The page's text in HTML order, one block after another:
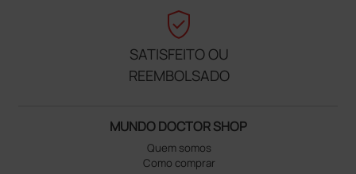
verified_user
SATISFEITO OU
REEMBOLSADO
MUNDO DOCTOR SHOP
Quem somos
Como comprar